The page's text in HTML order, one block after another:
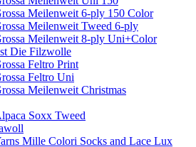
Meilenweit 6-ply 150 Color
Meilenweit Tweed 6-ply
Meilenweit 8-ply Uni+Color
Die Filzwolle
Feltro Print
Feltro Uni
Meilenweit Christmas
Soxx Tweed
Mille Colori Socks and Lace Lux